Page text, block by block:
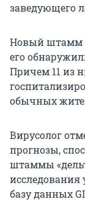
заведующего
Новый штамм
его
Причем 11 из
обычных
Вирусолог
прогнозы,
штаммы
базу данных